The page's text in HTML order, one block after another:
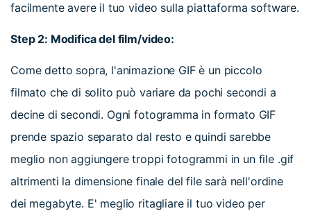
facilmente avere il tuo video sulla piattaforma software.
Step 2: Modifica del film/video:
Come detto sopra, l'animazione GIF è un piccolo
filmato che di solito può variare da pochi secondi a
decine di secondi. Ogni fotogramma in formato GIF
prende spazio separato dal resto e quindi sarebbe
meglio non aggiungere troppi fotogrammi in un file .gif
altrimenti la dimensione finale del file sarà nell'ordine
dei megabyte. E' meglio ritagliare il tuo video per